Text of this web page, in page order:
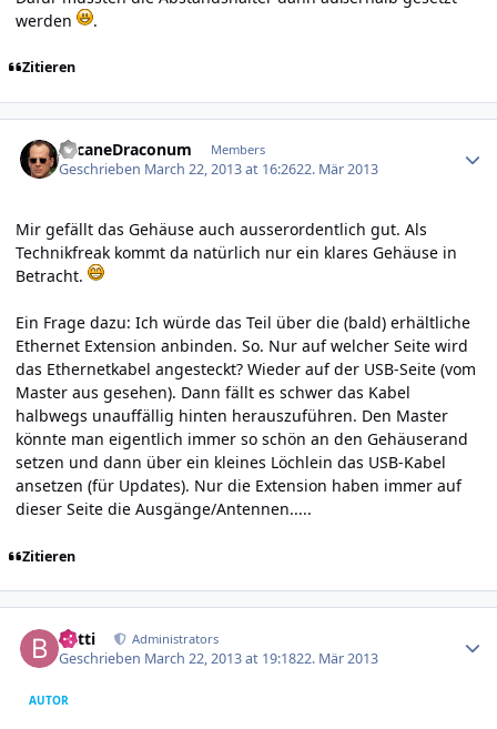
werden
.
Zitieren
ArcaneDraconum Members
Geschrieben March 22, 2013 at 16:2622. Mär 2013
Mir gefällt das Gehäuse auch ausserordentlich gut. Als
Technikfreak kommt da natürlich nur ein klares Gehäuse in
Betracht.
Ein Frage dazu: Ich würde das Teil über die (bald) erhältliche
Ethernet Extension anbinden. So. Nur auf welcher Seite wird
das Ethernetkabel angesteckt? Wieder auf der USB-Seite (vom
Master aus gesehen). Dann fällt es schwer das Kabel
halbwegs unauffällig hinten herauszuführen. Den Master
könnte man eigentlich immer so schön an den Gehäuserand
setzen und dann über ein kleines Löchlein das USB-Kabel
ansetzen (für Updates). Nur die Extension haben immer auf
dieser Seite die Ausgänge/Antennen.....
Zitieren
batti Administrators
Geschrieben March 22, 2013 at 19:1822. Mär 2013
AUTOR